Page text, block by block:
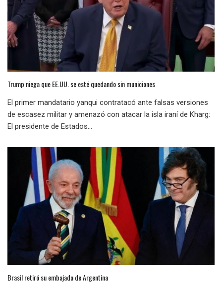
Trump niega que EE.UU. se esté quedando sin municiones
El primer mandatario yanqui contratacó ante falsas versiones
de escasez militar y amenazó con atacar la isla iraní de Kharg:
El presidente de Estados...
Brasil retiró su embajada de Argentina